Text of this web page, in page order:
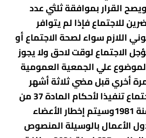
القرار بموافقة ثلثي عدد
للاجتماع فإذا لم يتوافر
اللازم سواء لصحة الاجتماع أو
الاجتماع لوقت لاحق ولا يجوز
علي الجمعية العمومية
مرة أخري قبل مضي ثلاثة أشهر
علي ذلك الاجتماع تنفيذا لأحكام المادة 37 من
قانون 14 لسنة 1981وسيتم إخطار الأعضاء
الأعمال بالوسيلة المنصوص